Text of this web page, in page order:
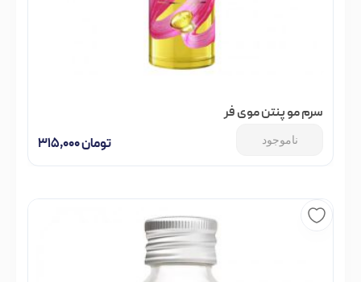
سرم مو پنتن موی فر
تومان
ناموجود